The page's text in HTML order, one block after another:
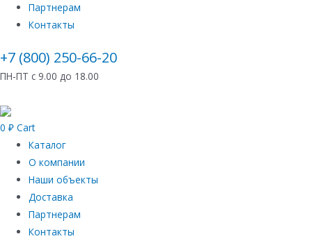
Партнерам
Контакты
+7 (800) 250-66-20
ПН-ПТ с 9.00 до 18.00
0 ₽ Cart
Каталог
О компании
Наши объекты
Доставка
Партнерам
Контакты